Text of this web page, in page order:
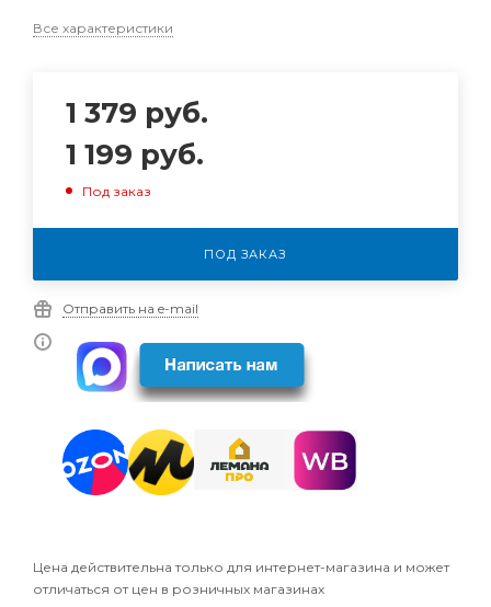
Все характеристики
1 379 руб.
1 199 руб.
Под заказ
ПОД ЗАКАЗ
Отправить на e-mail
Цена действительна только для интернет-магазина и может
отличаться от цен в розничных магазинах